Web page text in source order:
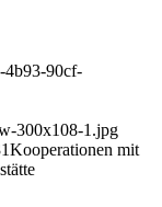
4b93-90cf-
300x108-1.jpg
Kooperationen mit